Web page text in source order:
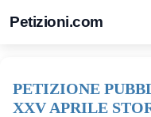
Petizioni.com
PETIZIONE
XXV APRILE